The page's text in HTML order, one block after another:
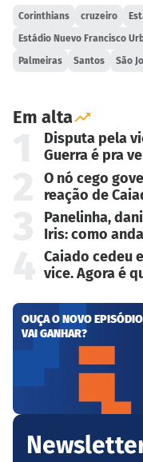
Corinthians cruzeiro
Estádio Nuevo Francisco
Palmeiras Santos São
Em alta
Disputa pela
Guerra é pra
O nó cego
reação de
Panelinha,
Iris: como
Caiado cedeu
vice. Agora é
OUÇA O NOVO
VAI GANHAR?